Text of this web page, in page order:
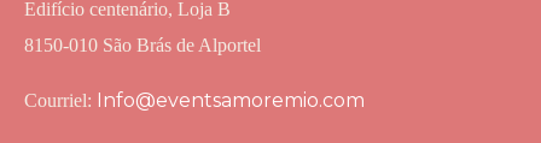
Edifício centenário, Loja B
8150-010 São Brás de Alportel
Courriel: Info@eventsamoremio.com